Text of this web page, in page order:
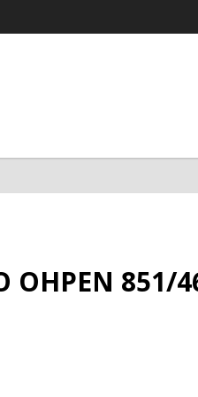
OHPEN 851/